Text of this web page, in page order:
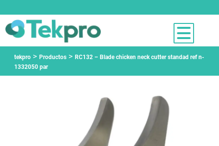
tekpro> Productos> RC132 – Blade chicken neck cutter standad ref n-
1332050 par